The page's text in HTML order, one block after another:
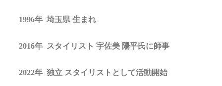
1996年 埼玉県 生まれ
2016年 スタイリスト 宇佐美 陽平氏に師事
2022年 独立 スタイリストとして活動開始